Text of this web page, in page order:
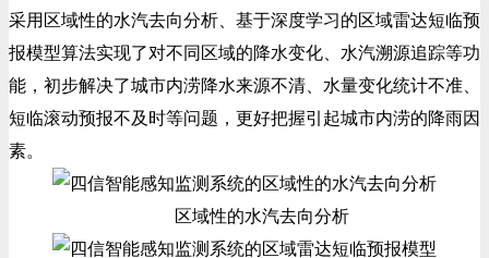
采用区域性的水汽去向分析、基于深度学习的区域雷达短临预
报模型算法实现了对不同区域的降水变化、水汽溯源追踪等功
能，初步解决了城市内涝降水来源不清、水量变化统计不准、
短临滚动预报不及时等问题，更好把握引起城市内涝的降雨因
素。
区域性的水汽去向分析